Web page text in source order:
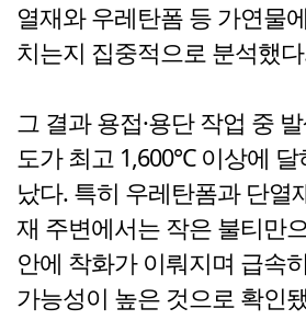
열재와 우레탄폼 등 가연물
치는지 집중적으로 분석했
그 결과 용접·용단 작업 중
도가 최고 1,600℃ 이상에
났다. 특히 우레탄폼과 단열
재 주변에서는 작은 불티만
안에 착화가 이뤄지며 급속
가능성이 높은 것으로 확인